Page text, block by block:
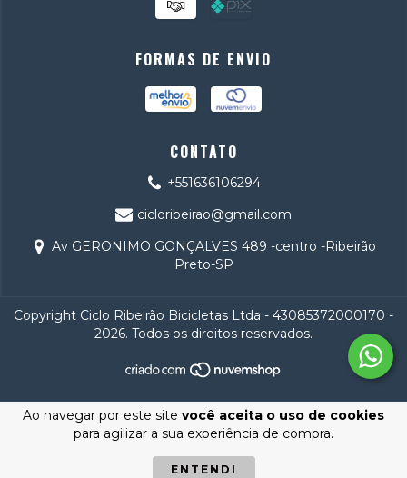
Ao navegar por este site você aceita o uso de cookies
para agilizar a sua experiência de compra.
ENTENDI
FORMAS DE ENVIO
CONTATO
+551636106294
cicloribeirao@gmail.com
Av GERONIMO GONÇALVES 489 -centro -Ribeirão
Preto-SP
Copyright Ciclo Ribeirão Bicicletas Ltda - 43085372000170 -
2026. Todos os direitos reservados.